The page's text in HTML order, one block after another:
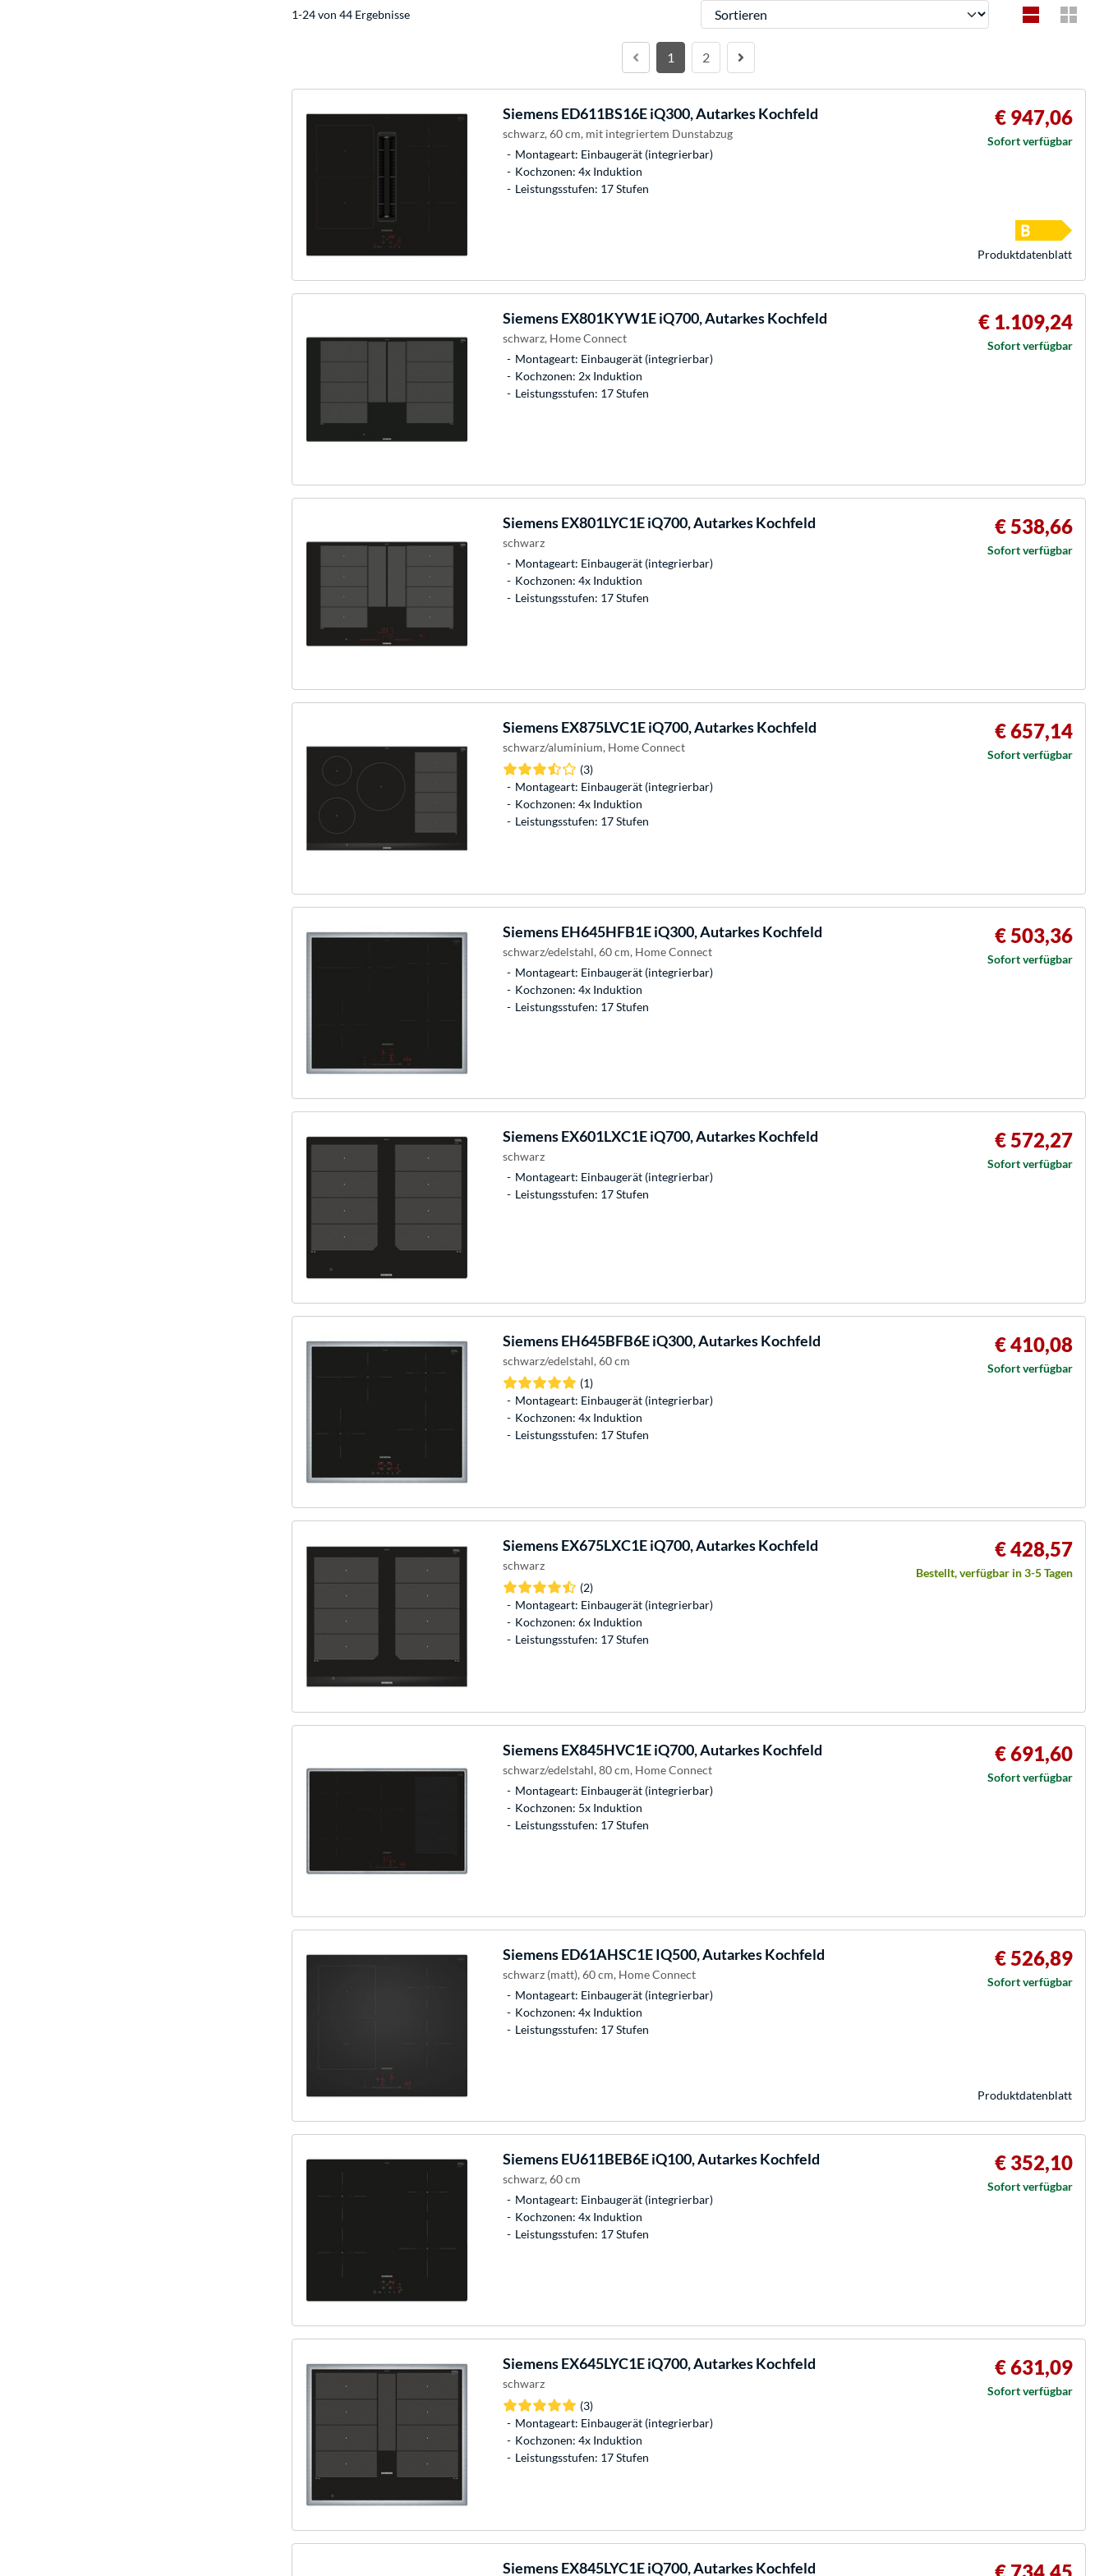
1-24 von 44 Ergebnisse Sortieren
1 2
SiemensED611BS16E iQ300, Autarkes Kochfeld
schwarz, 60 cm, mit integriertem Dunstabzug
Montageart: Einbaugerät (integrierbar)
Kochzonen: 4x Induktion
Leistungsstufen: 17 Stufen
€ 947,06
Sofort verfügbar
Produkt­datenblatt
SiemensEX801KYW1E iQ700, Autarkes Kochfeld
schwarz, Home Connect
Montageart: Einbaugerät (integrierbar)
Kochzonen: 2x Induktion
Leistungsstufen: 17 Stufen
€ 1.109,24
Sofort verfügbar
SiemensEX801LYC1E iQ700, Autarkes Kochfeld
schwarz
Montageart: Einbaugerät (integrierbar)
Kochzonen: 4x Induktion
Leistungsstufen: 17 Stufen
€ 538,66
Sofort verfügbar
SiemensEX875LVC1E iQ700, Autarkes Kochfeld
schwarz/aluminium, Home Connect
(3)
Montageart: Einbaugerät (integrierbar)
Kochzonen: 4x Induktion
Leistungsstufen: 17 Stufen
€ 657,14
Sofort verfügbar
SiemensEH645HFB1E iQ300, Autarkes Kochfeld
schwarz/edelstahl, 60 cm, Home Connect
Montageart: Einbaugerät (integrierbar)
Kochzonen: 4x Induktion
Leistungsstufen: 17 Stufen
€ 503,36
Sofort verfügbar
SiemensEX601LXC1E iQ700, Autarkes Kochfeld
schwarz
Montageart: Einbaugerät (integrierbar)
Leistungsstufen: 17 Stufen
€ 572,27
Sofort verfügbar
SiemensEH645BFB6E iQ300, Autarkes Kochfeld
schwarz/edelstahl, 60 cm
(1)
Montageart: Einbaugerät (integrierbar)
Kochzonen: 4x Induktion
Leistungsstufen: 17 Stufen
€ 410,08
Sofort verfügbar
SiemensEX675LXC1E iQ700, Autarkes Kochfeld
schwarz
(2)
Montageart: Einbaugerät (integrierbar)
Kochzonen: 6x Induktion
Leistungsstufen: 17 Stufen
€ 428,57
Bestellt, verfügbar in 3-5 Tagen
SiemensEX845HVC1E iQ700, Autarkes Kochfeld
schwarz/edelstahl, 80 cm, Home Connect
Montageart: Einbaugerät (integrierbar)
Kochzonen: 5x Induktion
Leistungsstufen: 17 Stufen
€ 691,60
Sofort verfügbar
SiemensED61AHSC1E IQ500, Autarkes Kochfeld
schwarz (matt), 60 cm, Home Connect
Montageart: Einbaugerät (integrierbar)
Kochzonen: 4x Induktion
Leistungsstufen: 17 Stufen
€ 526,89
Sofort verfügbar
Produkt­datenblatt
SiemensEU611BEB6E iQ100, Autarkes Kochfeld
schwarz, 60 cm
Montageart: Einbaugerät (integrierbar)
Kochzonen: 4x Induktion
Leistungsstufen: 17 Stufen
€ 352,10
Sofort verfügbar
SiemensEX645LYC1E iQ700, Autarkes Kochfeld
schwarz
(3)
Montageart: Einbaugerät (integrierbar)
Kochzonen: 4x Induktion
Leistungsstufen: 17 Stufen
€ 631,09
Sofort verfügbar
SiemensEX845LYC1E iQ700, Autarkes Kochfeld